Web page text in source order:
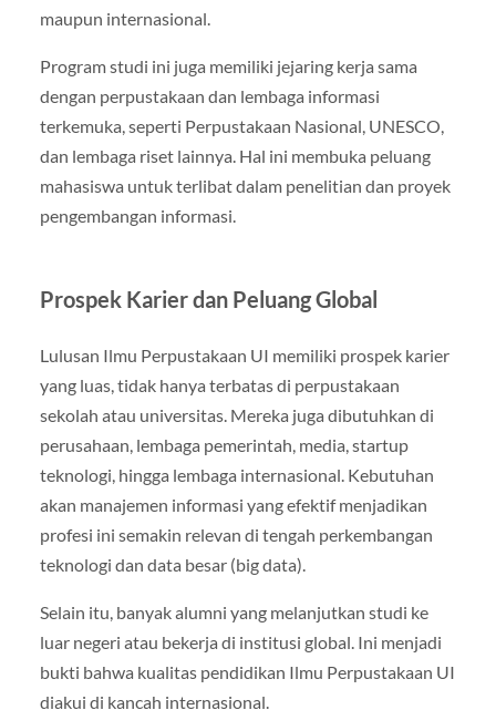
maupun internasional.
Program studi ini juga memiliki jejaring kerja sama
dengan perpustakaan dan lembaga informasi
terkemuka, seperti Perpustakaan Nasional, UNESCO,
dan lembaga riset lainnya. Hal ini membuka peluang
mahasiswa untuk terlibat dalam penelitian dan proyek
pengembangan informasi.
Prospek Karier dan Peluang Global
Lulusan Ilmu Perpustakaan UI memiliki prospek karier
yang luas, tidak hanya terbatas di perpustakaan
sekolah atau universitas. Mereka juga dibutuhkan di
perusahaan, lembaga pemerintah, media, startup
teknologi, hingga lembaga internasional. Kebutuhan
akan manajemen informasi yang efektif menjadikan
profesi ini semakin relevan di tengah perkembangan
teknologi dan data besar (big data).
Selain itu, banyak alumni yang melanjutkan studi ke
luar negeri atau bekerja di institusi global. Ini menjadi
bukti bahwa kualitas pendidikan Ilmu Perpustakaan UI
diakui di kancah internasional.